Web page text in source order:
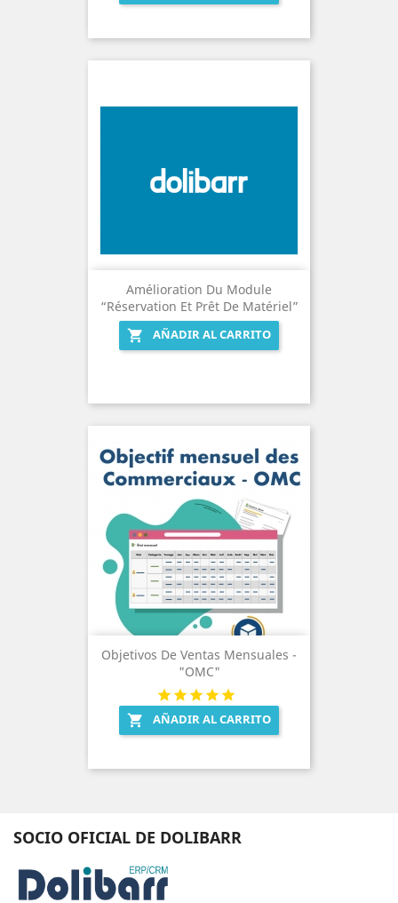
Amélioration Du Module
“Réservation Et Prêt De Matériel”

AÑADIR AL CARRITO
Objetivos De Ventas Mensuales -
"OMC"
 AÑADIR AL CARRITO
SOCIO OFICIAL DE DOLIBARR